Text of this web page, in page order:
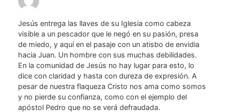
Jesús entrega las llaves de su Iglesia como cabeza
visible a un pescador que le negó en su pasión, presa
de miedo, y aquí en el pasaje con un atisbo de envidia
hacia Juan. Un hombre con sus muchas debilidades.
En la comunidad de Jesús no hay lugar para esto, lo
dice con claridad y hasta con dureza de expresión. A
pesar de nuestra flaqueza Cristo nos ama como somos
y no pierde su confianza, como con el ejemplo del
apóstol Pedro que no se verá defraudada.